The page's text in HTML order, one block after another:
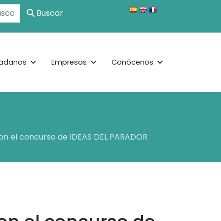
Buscar
Empresas Conócenos
concurso de IDEAS DEL PARADOR